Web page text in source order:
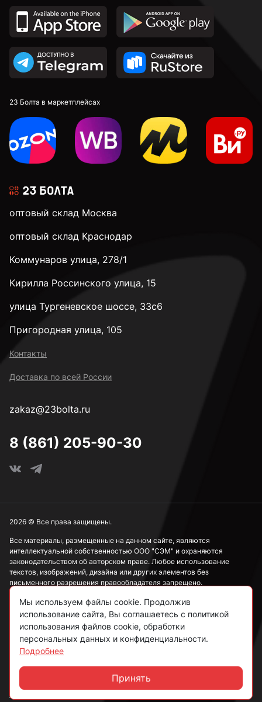
23 Болта в маркетплейсах
оптовый склад Москва
оптовый склад Краснодар
Коммунаров улица, 278/1
Кирилла Россинского улица, 15
улица Тургеневское шоссе, 33с6
Пригородная улица, 105
Контакты
Доставка по всей России
zakaz@23bolta.ru
8 (861) 205-90-30
Все материалы, размещенные на данном сайте, являются
интеллектуальной собственностью ООО "СЭМ" и охраняются
законодательством об авторском праве. Любое использование
текстов, изображений, дизайна или других элементов без
письменного разрешения правообладателя запрещено.
Информация, представленная на сайте, носит исключительно
ознакомительный характер и не может рассматриваться как
публичная оферта в соответствии со ст. 437 ГК РФ.
Политика конфиденциальности
Согласие на обработку данных
Пользовательское соглашение
2026 © Все права защищены.
Мы используем файлы cookie. Продолжив
использование сайта, Вы соглашаетесь с политикой
использования файлов cookie, обработки
персональных данных и конфиденциальности.
Подробнее
Принять
Чат